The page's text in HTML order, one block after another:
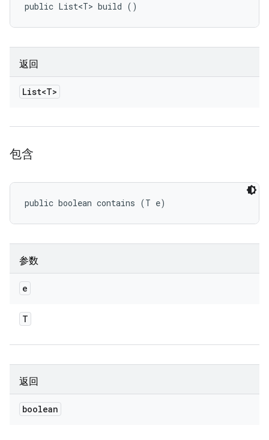
public List<T> build ()
返回
List<T>
包含
public boolean contains (T e)
参数
e
T
返回
boolean